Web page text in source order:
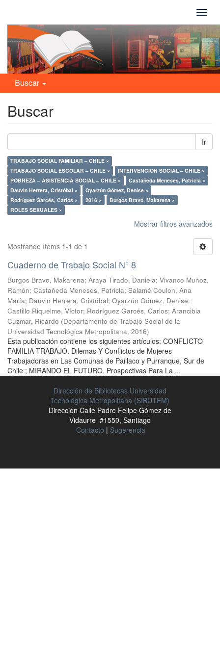
Buscar
Buscar
Ir
TRABAJO SOCIAL FAMILIAR – CHILE ×
TRABAJO SOCIAL ESCOLAR – CHILE ×
INTERVENCION SOCIAL – CHILE ×
POBREZA – ASISTENCIA SOCIAL – CHILE ×
Castañeda Meneses, Patricia ×
Dauvin Herrera, Cristóbal ×
Oyarzún Gómez, Denise ×
Rodríguez Garcés, Carlos ×
2016 ×
Burgos Bravo, Makarena ×
ROLES SEXUALES ×
Mostrar filtros avanzados
Mostrando ítems 1-1 de 1
Cuaderno de Trabajo Social N° 8
Burgos Bravo, Makarena; Araya Tirado, Daniela; Vivanco Muñoz,
Ramón; Castañeda Meneses, Patricia; Salamé Coulon, Ana
María; Dauvin Herrera, Cristóbal; Oyarzún Gómez, Denise;
Castillo Riquelme, Víctor; Rodríguez Garcés, Carlos; Arancibia
Cuzmar, Ricardo (Departamento de Trabajo Social de la
Universidad Tecnológica Metropolitana, 2016)
Esta publicación contiene los siguientes artículos: CONFLICTO
FAMILIA-TRABAJO. Dilemas Y Conflictos de Mujeres
Trabajadoras en Las Comunas de Paillaco y Purranque, Sur de
Chile ; MIRANDO EL FUTURO. Prospectivas Para La ...
Dirección de Bibliotecas Universidad
Tecnológica Metropolitana (SIBUTEM)
Dirección Calle Padre Felipe Gómez de
Vidaurre #1550, Santiago
Contacto | Sugerencia